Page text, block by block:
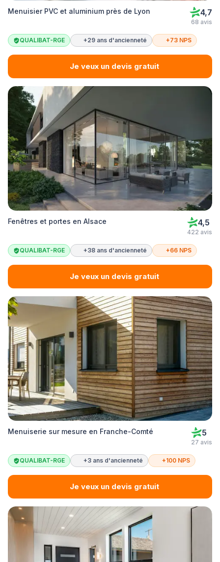
Menuisier PVC et aluminium près de Lyon 4,7
68 avis
QUALIBAT-RGE +29 ans d'ancienneté +73 NPS
Je veux un devis gratuit
Fenêtres et portes en Alsace 4,5
422 avis
QUALIBAT-RGE +38 ans d'ancienneté +66 NPS
Je veux un devis gratuit
Menuiserie sur mesure en Franche-Comté 5
27 avis
QUALIBAT-RGE +3 ans d'ancienneté +100 NPS
Je veux un devis gratuit